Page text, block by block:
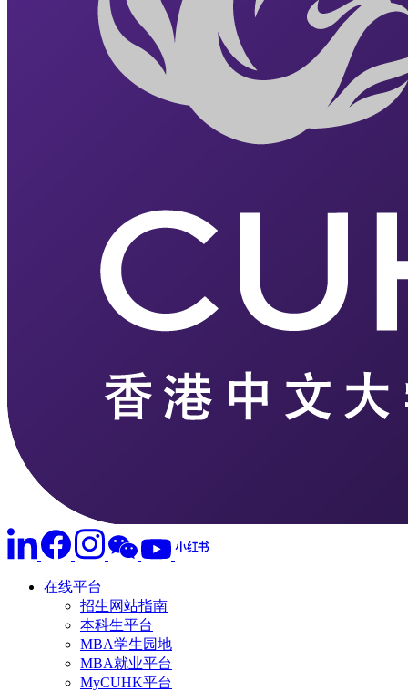
在线平台
招生网站指南
本科生平台
MBA学生园地
MBA就业平台
MyCUHK平台